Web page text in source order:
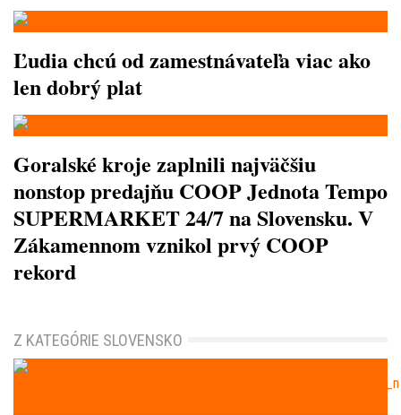
Ľudia chcú od zamestnávateľa viac ako
len dobrý plat
Goralské kroje zaplnili najväčšiu
nonstop predajňu COOP Jednota Tempo
SUPERMARKET 24/7 na Slovensku. V
Zákamennom vznikol prvý COOP
rekord
Z KATEGÓRIE SLOVENSKO